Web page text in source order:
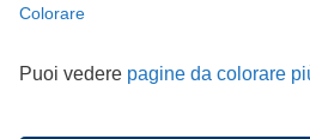
Colorare
Puoi vedere pagine da colorare